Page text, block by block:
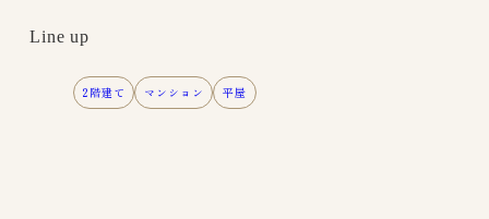
Line up
2階建て マンション 平屋